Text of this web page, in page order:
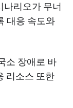
나리오가 무너
대응 속도와
소 장애로 바
리소스 또한